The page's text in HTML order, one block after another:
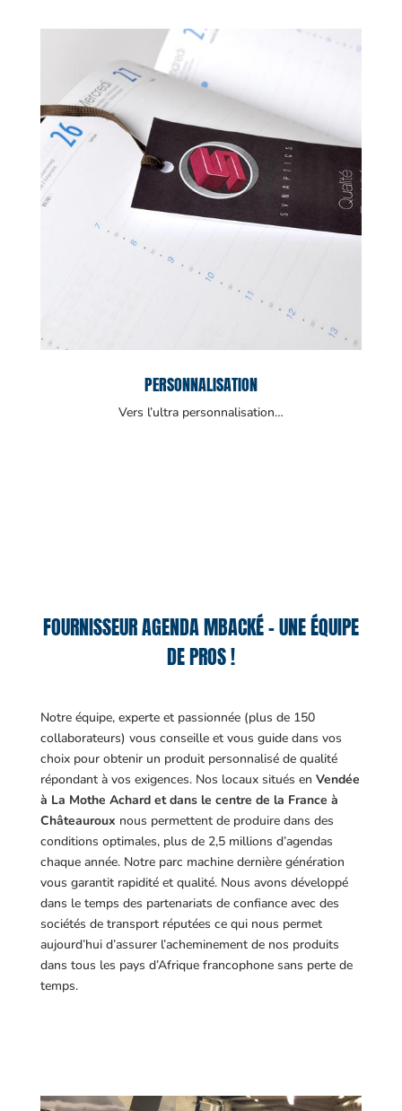
PERSONNALISATION
Vers l’ultra personnalisation…
FOURNISSEUR AGENDA MBACKÉ – UNE ÉQUIPE
DE PROS !
Notre équipe, experte et passionnée (plus de 150
collaborateurs) vous conseille et vous guide dans vos
choix pour obtenir un produit personnalisé de qualité
répondant à vos exigences. Nos locaux situés en Vendée
à La Mothe Achard et dans le centre de la France à
Châteauroux nous permettent de produire dans des
conditions optimales, plus de 2,5 millions d’agendas
chaque année. Notre parc machine dernière génération
vous garantit rapidité et qualité. Nous avons développé
dans le temps des partenariats de confiance avec des
sociétés de transport réputées ce qui nous permet
aujourd’hui d’assurer l’acheminement de nos produits
dans tous les pays d’Afrique francophone sans perte de
temps.